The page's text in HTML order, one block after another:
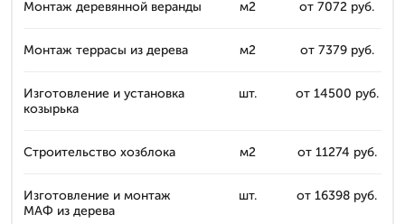
Монтаж деревянной веранды м2 от 7072 руб.
Монтаж террасы из дерева м2 от 7379 руб.
Изготовление и установка
козырька
шт. от 14500 руб.
Строительство хозблока м2 от 11274 руб.
Изготовление и монтаж
МАФ из дерева
шт. от 16398 руб.